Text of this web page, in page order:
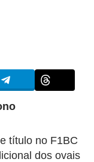
título no F1BC
dos ovais